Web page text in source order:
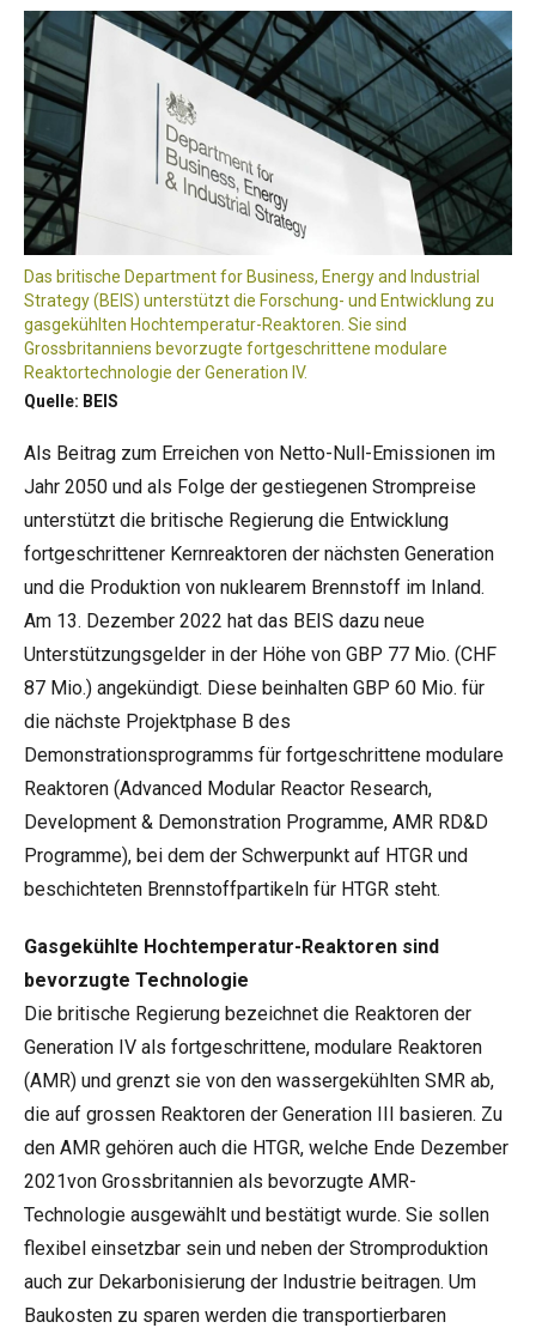
Das britische Department for Business, Energy and Industrial
Strategy (BEIS) unterstützt die Forschung- und Entwicklung zu
gasgekühlten Hochtemperatur-Reaktoren. Sie sind
Grossbritanniens bevorzugte fortgeschrittene modulare
Reaktortechnologie der Generation IV.
Quelle: BEIS
Als Beitrag zum Erreichen von Netto-Null-Emissionen im
Jahr 2050 und als Folge der gestiegenen Strompreise
unterstützt die britische Regierung die Entwicklung
fortgeschrittener Kernreaktoren der nächsten Generation
und die Produktion von nuklearem Brennstoff im Inland.
Am 13. Dezember 2022 hat das BEIS dazu neue
Unterstützungsgelder in der Höhe von GBP 77 Mio. (CHF
87 Mio.) angekündigt. Diese beinhalten GBP 60 Mio. für
die nächste Projektphase B des
Demonstrationsprogramms für fortgeschrittene modulare
Reaktoren (Advanced Modular Reactor Research,
Development & Demonstration Programme, AMR RD&D
Programme), bei dem der Schwerpunkt auf HTGR und
beschichteten Brennstoffpartikeln für HTGR steht.
Gasgekühlte Hochtemperatur-Reaktoren sind
bevorzugte Technologie
Die britische Regierung bezeichnet die Reaktoren der
Generation IV als fortgeschrittene, modulare Reaktoren
(AMR) und grenzt sie von den wassergekühlten SMR ab,
die auf grossen Reaktoren der Generation III basieren. Zu
den AMR gehören auch die HTGR, welche Ende Dezember
2021von Grossbritannien als bevorzugte AMR-
Technologie ausgewählt und bestätigt wurde. Sie sollen
flexibel einsetzbar sein und neben der Stromproduktion
auch zur Dekarbonisierung der Industrie beitragen. Um
Baukosten zu sparen werden die transportierbaren